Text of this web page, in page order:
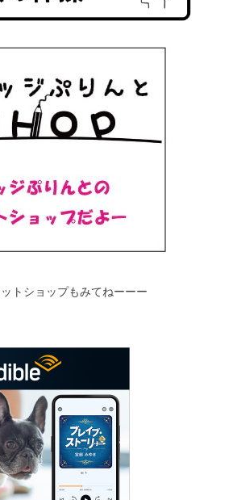
トショップもみてねーーー